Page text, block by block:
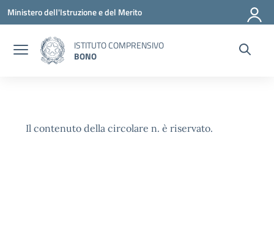
Vai ai contenuti
Vai al menu di navigazione
Vai al footer
Ministero dell'Istruzione e del Merito
ISTITUTO COMPRENSIVO
BONO
Il contenuto della circolare n. è riservato.